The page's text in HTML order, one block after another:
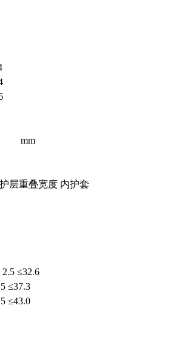
mm
层重叠宽度 内护套
2.5 ≤32.6
≤37.3
≤43.0